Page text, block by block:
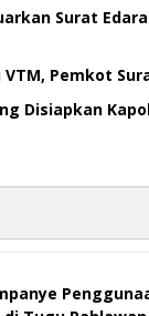
Surat
Pemkot
Disiapkan